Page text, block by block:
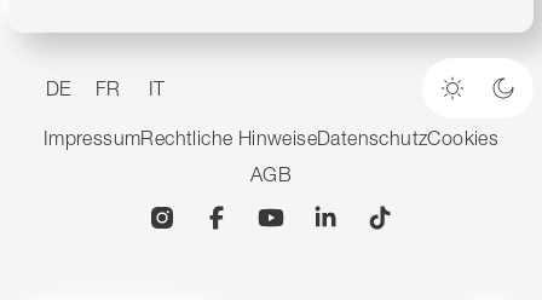
DE FR IT
Heller
ImpressumRechtliche HinweiseDatenschutzCookies
AGB
InstagramFacebookYouTubeLinkedin